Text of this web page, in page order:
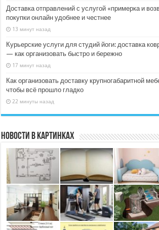
Доставка отправлений с услугой «примерка и
покупки онлайн удобнее и честнее
13 минут назад
Курьерские услуги для студий йоги: доставка
— как организовать быстро и бережно
17 минут назад
Как организовать доставку крупногабаритной
чтобы всё прошло гладко
22 минуты назад
Новости в картинках